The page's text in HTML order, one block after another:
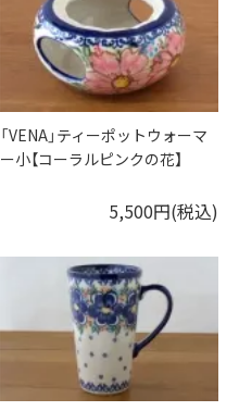
「VENA」ティーポットウォーマ
ー小【コーラルピンクの花】
5,500円(税込)